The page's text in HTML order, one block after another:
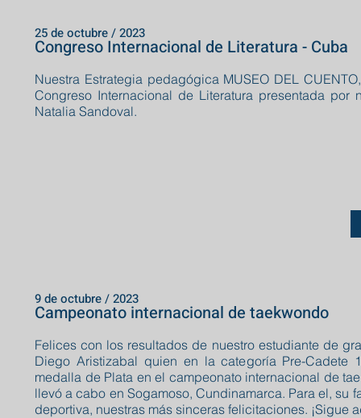
Nuestra Estrategia pedagógica MUSEO DEL
Congreso Internacional de Literatura presentada por
Natalia Sandoval.
Congreso Internacional de Literatura - Cuba
25 de octubre / 2023
Felices con los resultados de nuestro estudiante de
Diego Aristizabal quien en la categoría Pre-Cadete
medalla de Plata en el campeonato internacional de
llevó a cabo en Sogamoso, Cundinamarca. Para el, su
deportiva, nuestras más sinceras felicitaciones. ¡Sigue
Campeonato internacional de taekwondo
9 de octubre / 2023